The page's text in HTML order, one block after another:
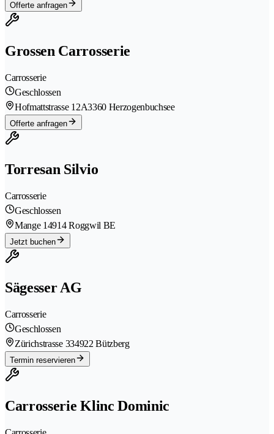
Offerte anfragen
Grossen Carrosserie
Carrosserie
Geschlossen
Hofmattstrasse 12A3360 Herzogenbuchsee
Offerte anfragen
Torresan Silvio
Carrosserie
Geschlossen
Mange 14914 Roggwil BE
Jetzt buchen
Sägesser AG
Carrosserie
Geschlossen
Zürichstrasse 334922 Bützberg
Termin reservieren
Carrosserie Klinc Dominic